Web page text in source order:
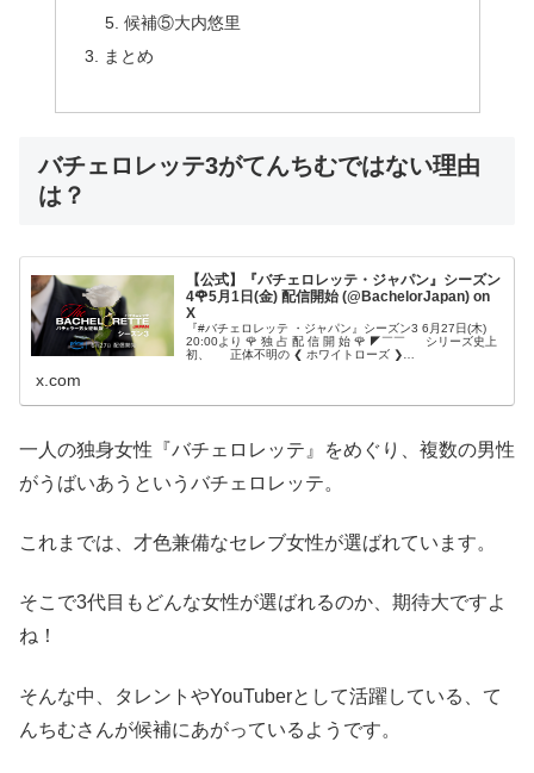
候補⑤大内悠里
まとめ
バチェロレッテ3がてんちむではない理由
は？
【公式】『バチェロレッテ・ジャパン』シーズン
4🌹5月1日(金) 配信開始 (@BachelorJapan) on
X
『#バチェロレッテ ・ジャパン』シーズン3 6月27日(木)
20:00より 🌹 独 占 配 信 開 始 🌹 ◤￣￣ ⠀⠀シリーズ史上
初、 ⠀⠀正体不明の ❮ ホワイトローズ ❯
x.com
一人の独身女性『バチェロレッテ』をめぐり、複数の男性
がうばいあうというバチェロレッテ。
これまでは、才色兼備なセレブ女性が選ばれています。
そこで3代目もどんな女性が選ばれるのか、期待大ですよ
ね！
そんな中、タレントやYouTuberとして活躍している、て
んちむさんが候補にあがっているようです。